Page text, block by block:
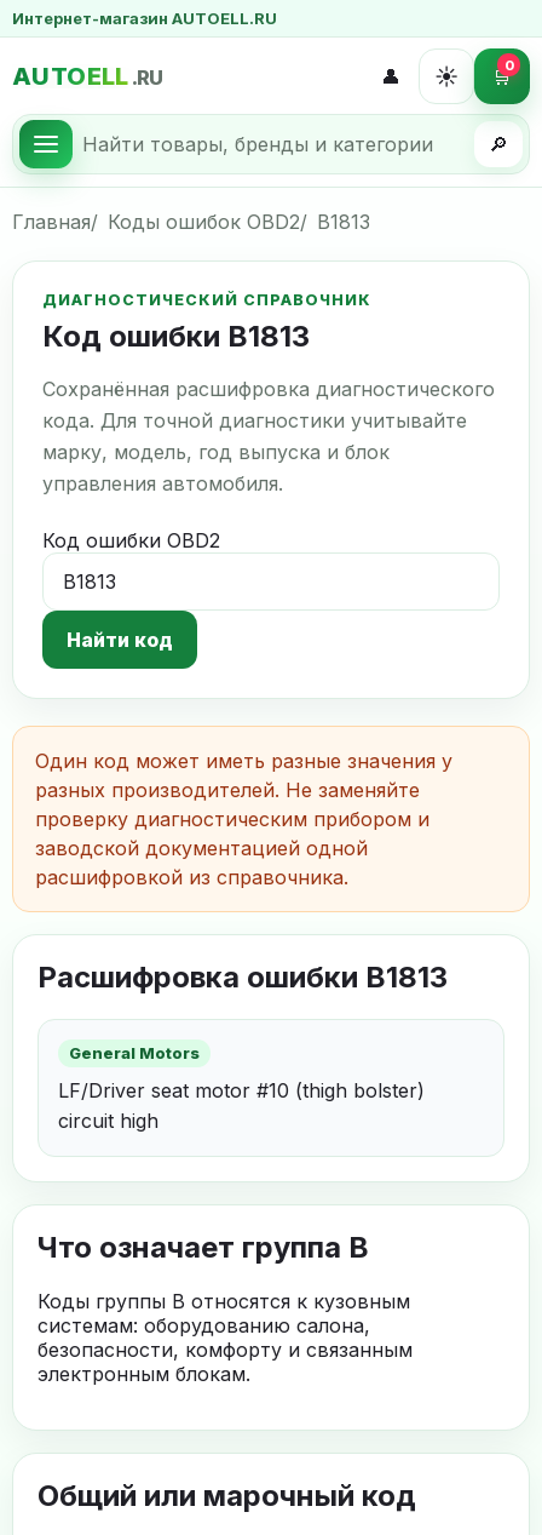
Интернет-магазин AUTOELL.RU
AUTOELL .RU
🔎
👤 ☀️ 🛒0
Главная Коды ошибок OBD2 B1813
ДИАГНОСТИЧЕСКИЙ СПРАВОЧНИК
Код ошибки B1813
Сохранённая расшифровка диагностического
кода. Для точной диагностики учитывайте
марку, модель, год выпуска и блок
управления автомобиля.
Код ошибки OBD2
Найти код
Один код может иметь разные значения у
разных производителей. Не заменяйте
проверку диагностическим прибором и
заводской документацией одной
расшифровкой из справочника.
Расшифровка ошибки B1813
General Motors
LF/Driver seat motor #10 (thigh bolster)
circuit high
Что означает группа B
Коды группы B относятся к кузовным
системам: оборудованию салона,
безопасности, комфорту и связанным
электронным блокам.
Общий или марочный код